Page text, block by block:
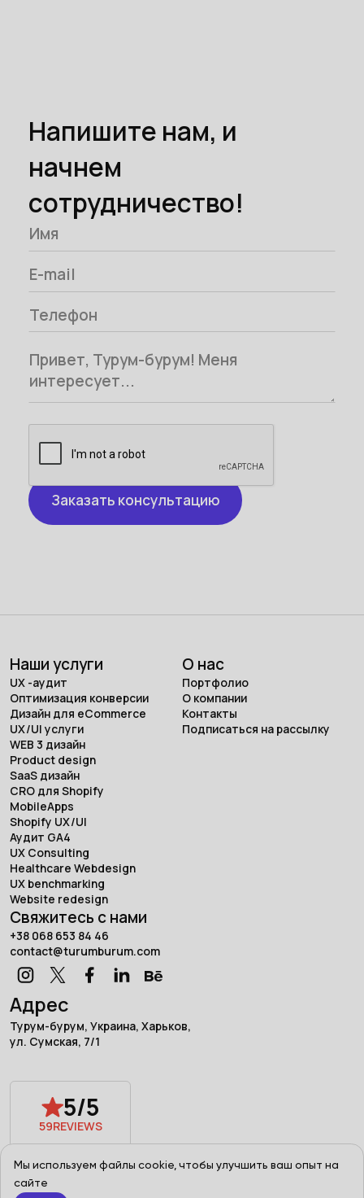
Мы используем файлы cookie, чтобы улучшить ваш опыт на
сайте
Напишите нам, и
начнем
сотрудничество!
Наши услуги
UX -аудит
Оптимизация конверсии
Дизайн для eCommerce
UX/UI услуги
WEB 3 дизайн
Product design
SaaS дизайн
CRO для Shopify
MobileApps
Shopify UX/UI
Аудит GA4
UX Consulting
Healthcare Webdesign
UX benchmarking
Website redesign
О нас
Портфолио
О компании
Контакты
Подписаться на рассылку
Свяжитесь с нами
+38 068 653 84 46
contact@turumburum.com
Адрес
Турум-бурум, Украина, Харьков,
ул. Сумская, 7/1
5/5
59REVIEWS
Powered by